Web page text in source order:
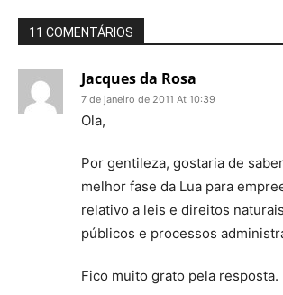
11 COMENTÁRIOS
Jacques da Rosa
7 de janeiro de 2011 At 10:39
Ola,
Por gentileza, gostaria de
melhor fase da Lua para
relativo a leis e direitos
públicos e processos
Fico muito grato pela resposta.